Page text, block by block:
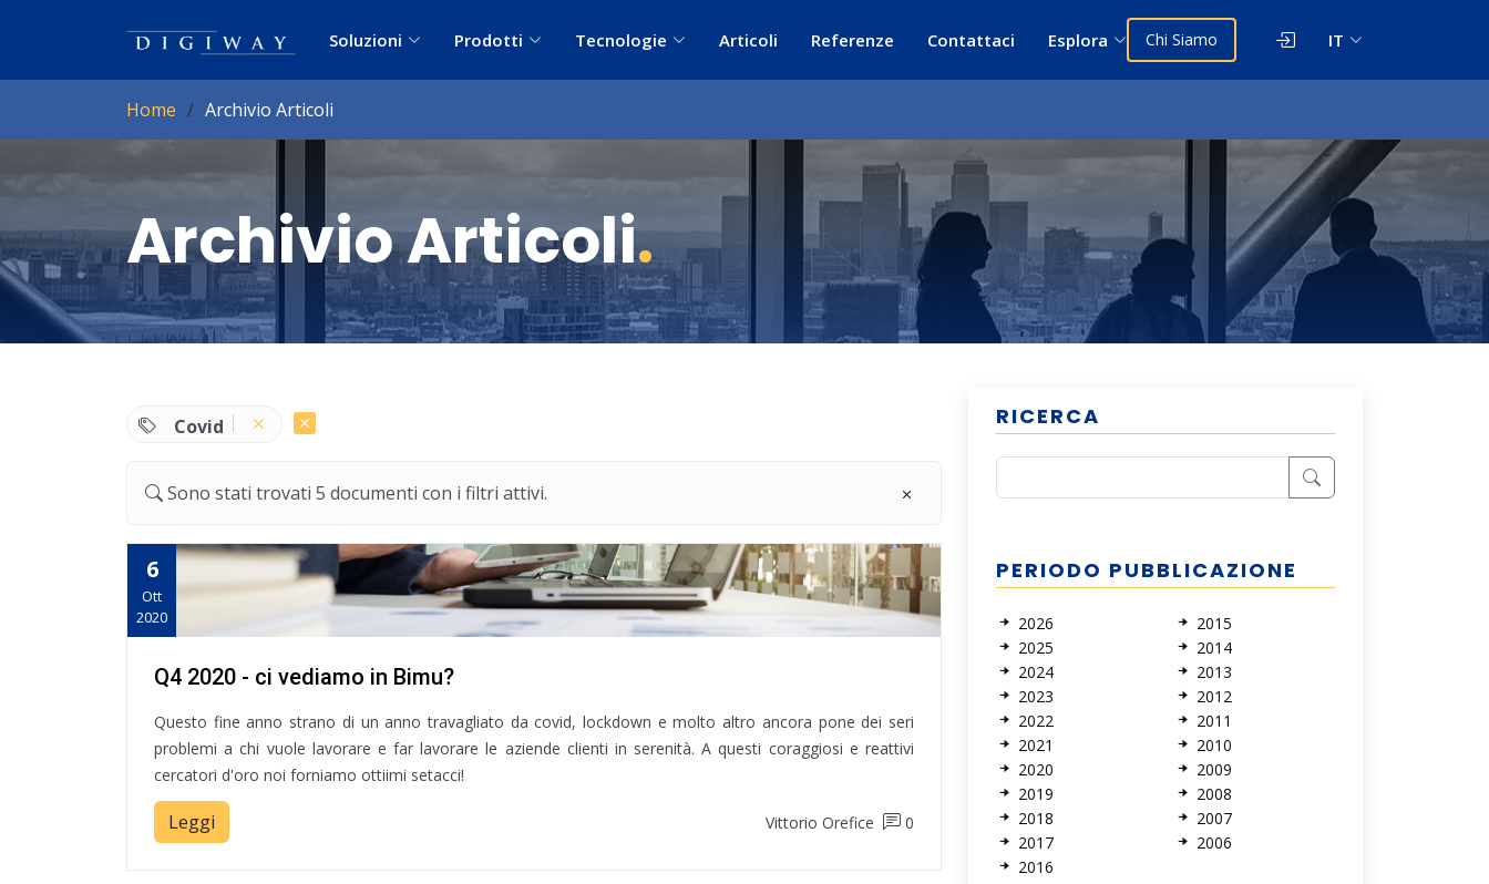
Soluzioni Prodotti Tecnologie Articoli Referenze Contattaci Esplora Chi Siamo IT
Home Archivio Articoli
Archivio Articoli.
Covid
Sono stati trovati 5 documenti con i filtri attivi.
6
Ott
2020
Q4 2020 - ci vediamo in Bimu?
Questo fine anno strano di un anno travagliato da covid, lockdown e molto altro ancora pone dei seri
problemi a chi vuole lavorare e far lavorare le aziende clienti in serenità. A questi coraggiosi e reattivi
cercatori d'oro noi forniamo ottiimi setacci!
Leggi Vittorio Orefice 0
RICERCA
PERIODO PUBBLICAZIONE
2026
2025
2024
2023
2022
2021
2020
2019
2018
2017
2016
2015
2014
2013
2012
2011
2010
2009
2008
2007
2006